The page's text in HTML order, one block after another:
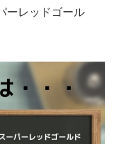
ーレッドゴール